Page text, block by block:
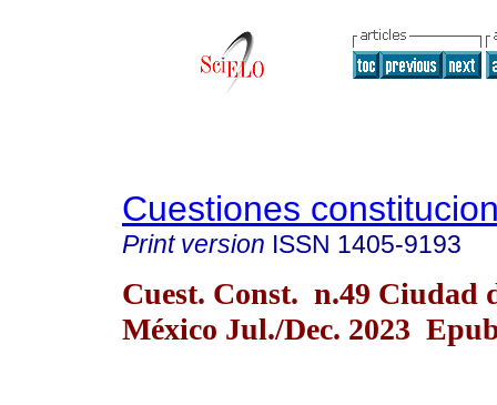
Cuestiones
Print version ISSN 1405-9193
Cuest. Const. n.49 Ciudad
México Jul./Dec. 2023